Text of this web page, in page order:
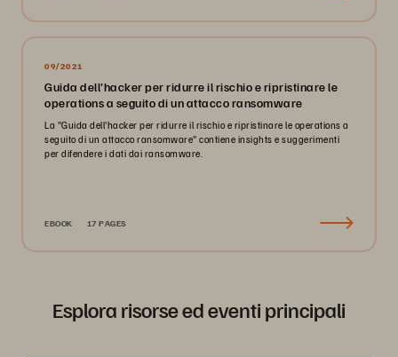
09/2021
Guida dell'hacker per ridurre il rischio e ripristinare le
operations a seguito di un attacco ransomware
La "Guida dell'hacker per ridurre il rischio e ripristinare le operations a
seguito di un attacco ransomware" contiene insights e suggerimenti
per difendere i dati dai ransomware.
EBOOK 17 PAGES
Esplora risorse ed eventi principali